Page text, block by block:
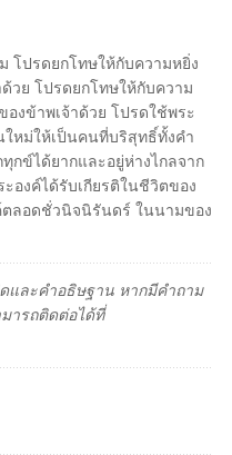
โปรดยกโทษให้กับความหยิ่ง
วย โปรดยกโทษให้กับความ
องข้าพเจ้าด้วย โปรดใช้พระ
หม่ให้เป็นคนที่บริสุทธิ์ทั้งคำ
กข์ได้ยากและอยู่ห่างไกลจาก
องค์ได้รับเกียรติในชีวิตของ
ตลอดชั่วนิจนิรันดร์ ในนามของ
และคำอธิษฐาน หากมีคำถาม
ารถติดต่อได้ที่